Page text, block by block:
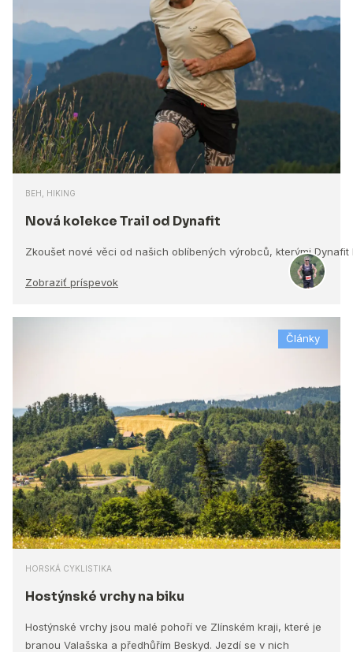
BEH, HIKING
Nová kolekce Trail od Dynafit
Zkoušet nové věci od našich oblíbených výrobců, kterými
Zobraziť príspevok
Články
HORSKÁ CYKLISTIKA
Hostýnské vrchy na biku
Hostýnské vrchy jsou malé pohoří ve Zlínském kraji, které je
branou Valašska a předhůřím Beskyd. Jezdí se v nich